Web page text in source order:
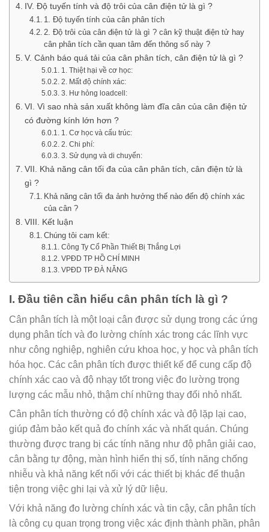
IV. Độ tuyến tính và độ trôi của cân điện tử là gì ?
1. Độ tuyến tính của cân phân tích
2. Độ trôi của cân điện tử là gì ? cân kỹ thuật điện tử hay
cân phân tích cần quan tâm đến thông số này ?
V. Cảnh báo quá tải của cân phân tích, cân điện tử là gì ?
1. Thiệt hại về cơ học:
2. Mất độ chính xác:
3. Hư hỏng loadcell:
VI. Vì sao nhà sản xuất không làm đĩa cân của cân điện tử
có đường kính lớn hơn ?
1. Cơ học và cấu trúc:
2. Chi phí:
3. Sử dụng và di chuyển:
VII. Khả năng cân tối đa của cân phân tích, cân điện tử là
gì ?
Khả năng cân tối đa ảnh hưởng thế nào đến độ chính xác
của cân ?
VIII. Kết luận
Chúng tôi cam kết:
Công Ty Cổ Phần Thiết Bị Thắng Lợi
VPĐD TP HỒ CHÍ MINH
VPĐD TP ĐÀ NẴNG
I. Đầu tiên cần hiểu cân phân tích là gì ?
Cân phân tích là một loại cân được sử dụng trong các ứng
dụng phân tích và đo lường chính xác trong các lĩnh vực
như công nghiệp, nghiên cứu khoa học, y học và phân tích
hóa học. Các cân phân tích được thiết kế để cung cấp độ
chính xác cao và độ nhạy tốt trong việc đo lường trọng
lượng các mẫu nhỏ, thậm chí những thay đổi nhỏ nhất.
Cân phân tích thường có độ chính xác và độ lặp lại cao,
giúp đảm bảo kết quả đo chính xác và nhất quán. Chúng
thường được trang bị các tính năng như độ phân giải cao,
cân bằng tự động, màn hình hiển thị số, tính năng chống
nhiễu và khả năng kết nối với các thiết bị khác để thuận
tiện trong việc ghi lại và xử lý dữ liệu.
Với khả năng đo lường chính xác và tin cậy, cân phân tích
là công cụ quan trọng trong việc xác định thành phần, phân